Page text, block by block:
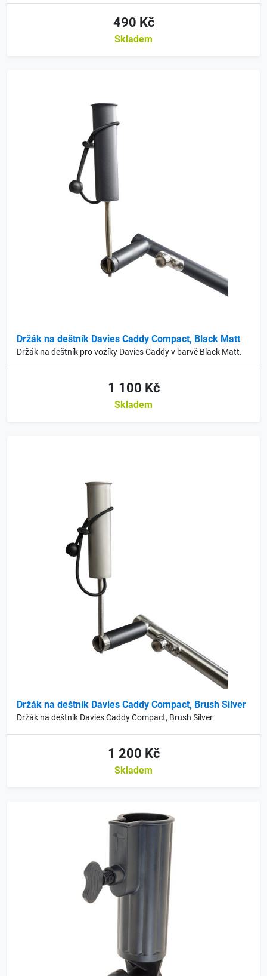
490 Kč
Skladem
Držák na deštník Davies Caddy Compact, Black Matt
Držák na deštník pro vozíky Davies Caddy v barvě Black Matt.
1 100 Kč
Skladem
Držák na deštník Davies Caddy Compact, Brush Silver
Držák na deštník Davies Caddy Compact, Brush Silver
1 200 Kč
Skladem